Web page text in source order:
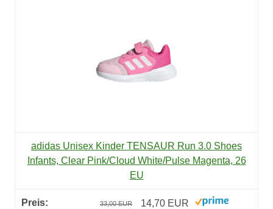
adidas Unisex Kinder TENSAUR Run 3.0 Shoes
Infants, Clear Pink/Cloud White/Pulse Magenta, 26
EU
33,00 EUR 14,70 EUR